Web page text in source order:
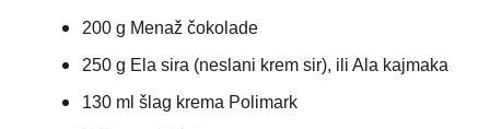
200 g Menaž čokolade
250 g Ela sira (neslani krem sir), ili Ala kajmaka
130 ml šlag krema Polimark